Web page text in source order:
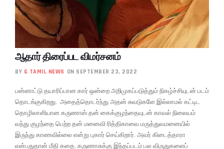
ஆதார் திரைப்பட விமர்சனம்
BY G TAMIL NEWS ON SEPTEMBER 23, 2022
பன்னாட்டு தயாரிப்பான கார் ஒன்றை அறிமுகப்படுத்தும் நிகழ்ச்சியுடன் படம்
தொடங்குகிறது. அதைத்தொடர்ந்து அதன் சுவடுகளே இல்லாமல் கட்டிட
தொழிலாளியான கருணாஸ் தன் கைக்குழந்தையுடன் காவல் நிலையம்
வந்து குழந்தை பெற்ற தன் மனைவி ரித்திகாவை மருத்துவமனையில்
இருந்து காணவில்லை என்று புகார் செய்கிறார். அவர் கிடைத்தாரா
என்பதுதான் மீதி கதை. கருணாசுக்கு இந்தப்படம் பல விருதுகளைப்